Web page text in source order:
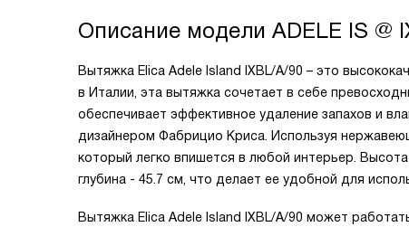
Описание модели ADELE IS @
Вытяжка Elica Adele Island IXBL/A/90 – это
в Италии, эта вытяжка сочетает в себе
обеспечивает эффективное удаление запахов и
дизайнером Фабрицио Криса. Используя
который легко впишется в любой интерьер.
глубина - 45.7 см, что делает ее удобной для
Вытяжка Elica Adele Island IXBL/A/90 может